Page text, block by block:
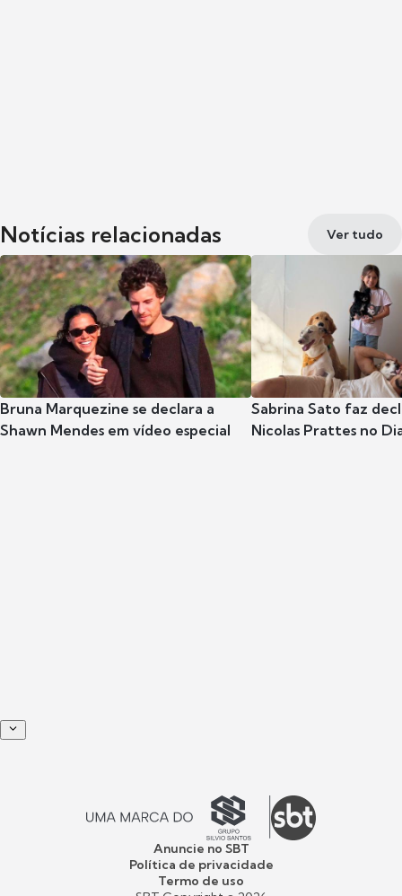
Notícias relacionadas Ver tudo
Bruna Marquezine se declara a
Shawn Mendes em vídeo especial
Sabrina Sato faz
Nicolas Prattes no
Anuncie no SBT
Política de privacidade
Termo de uso